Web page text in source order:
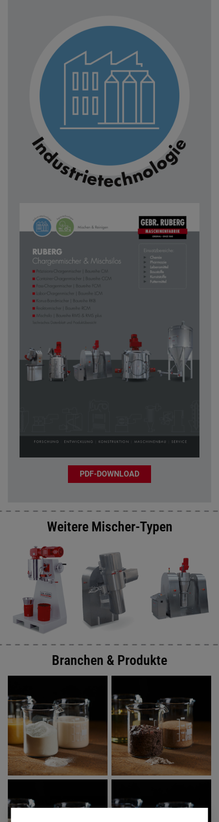
PDF-DOWNLOAD
Weitere Mischer-Typen
Branchen & Produkte